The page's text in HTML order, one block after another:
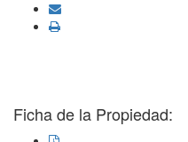
Ficha de la Propiedad: